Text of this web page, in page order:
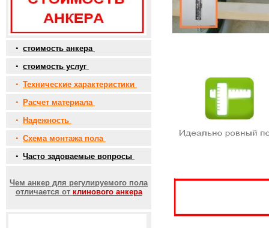
• стоимость анкера
• стоимость услуг
• Технические характеристики
•
Расчет материала
•
Надежность
• Схема монтажа пола
• Часто задоваемые вопросы
Чем анкер для регулируемого пола
отличается от клинового анкера